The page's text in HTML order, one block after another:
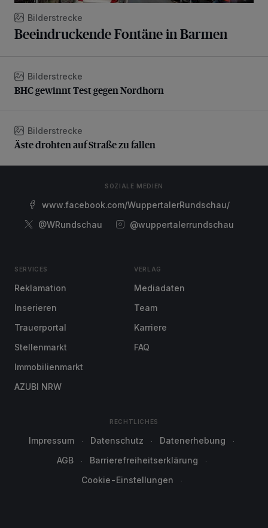
Bilderstrecke
Beeindruckende Fontäne in Barmen
BHC gewinnt Test gegen Nordhorn
Bilderstrecke
BHC gewinnt Test gegen Nordhorn
Äste drohten auf Straße zu fallen
Bilderstrecke
Äste drohten auf Straße zu fallen
SOZIALE MEDIEN
www.facebook.com/WuppertalerRundschau/
@WRundschau
@wuppertalerrundschau
SERVICES
Reklamation
Inserieren
Trauerportal
Stellenmarkt
Immobilienmarkt
AZUBI NRW
VERLAG
Mediadaten
Team
Karriere
FAQ
RECHTLICHES
Impressum Datenschutz
Datenerhebung
AGB
Barrierefreiheitserklärung
Cookie-Einstellungen